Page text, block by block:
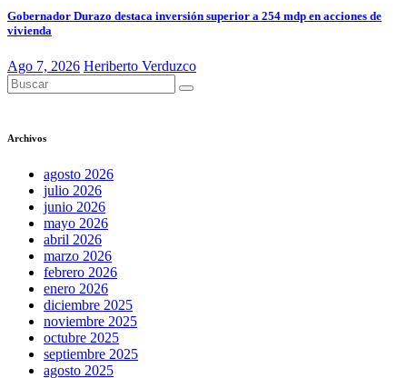
Gobernador Durazo destaca inversión superior a 254 mdp en acciones de
vivienda
Ago 7, 2026 Heriberto Verduzco
Archivos
agosto 2026
julio 2026
junio 2026
mayo 2026
abril 2026
marzo 2026
febrero 2026
enero 2026
diciembre 2025
noviembre 2025
octubre 2025
septiembre 2025
agosto 2025